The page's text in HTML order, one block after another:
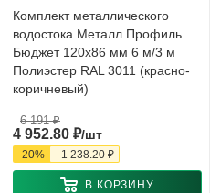
Комплект металлического
водостока Металл Профиль
Бюджет 120x86 мм 6 м/3 м
Полиэстер RAL 3011 (красно-
коричневый)
4 952.80 ₽/шт
6 191₽
-20% - 1 238.20 ₽
В КОРЗИНУ